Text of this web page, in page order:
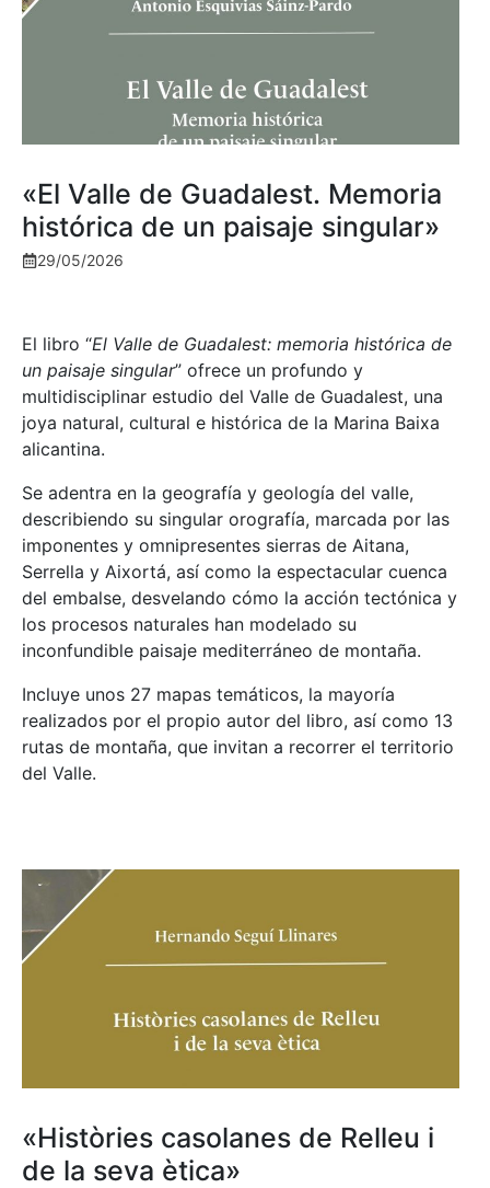
«El Valle de Guadalest. Memoria
histórica de un paisaje singular»
29/05/2026
El libro “El Valle de Guadalest: memoria histórica de
un paisaje singular” ofrece un profundo y
multidisciplinar estudio del Valle de Guadalest, una
joya natural, cultural e histórica de la Marina Baixa
alicantina.
Se adentra en la geografía y geología del valle,
describiendo su singular orografía, marcada por las
imponentes y omnipresentes sierras de Aitana,
Serrella y Aixortá, así como la espectacular cuenca
del embalse, desvelando cómo la acción tectónica y
los procesos naturales han modelado su
inconfundible paisaje mediterráneo de montaña.
Incluye unos 27 mapas temáticos, la mayoría
realizados por el propio autor del libro, así como 13
rutas de montaña, que invitan a recorrer el territorio
del Valle.
«Històries casolanes de Relleu i
de la seva ètica»